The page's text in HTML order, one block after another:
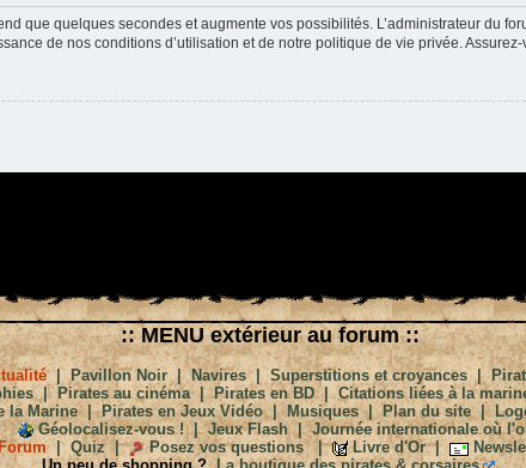
que quelques secondes et augmente vos possibilités. L’administrateur du
de nos conditions d’utilisation et de notre politique de vie privée.
:: MENU extérieur au forum ::
|Pavillon Noir|Navires|Superstitions et croyances|
| Pirates au cinéma|Pirates en BD|Citations liées à la
la Marine|Pirates en Jeux Vidéo|Musiques|Plan du site|
Géolocalisez-vous !|Jeux Flash|Journée internationale où
| Quiz| Posez vos questions| Livre d'Or|